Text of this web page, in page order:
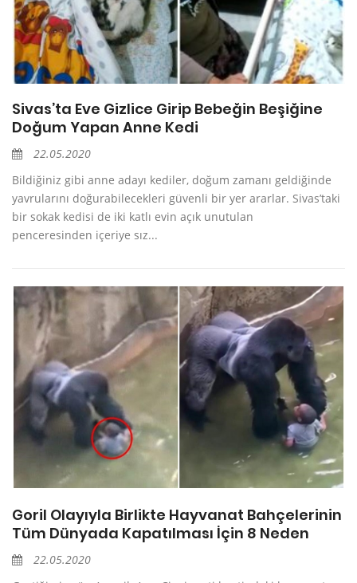
Sivas’ta Eve Gizlice Girip Bebeğin Beşiğine
Doğum Yapan Anne Kedi
22.05.2020
Bildiğiniz gibi anne adayı kediler, doğum zamanı geldiğinde
yavrularını doğurabilecekleri güvenli bir yer ararlar. Sivas’taki
bir sokak kedisi de iki katlı evin açık unutulan
penceresinden içeriye sız...
Goril Olayıyla Birlikte Hayvanat Bahçelerinin
Tüm Dünyada Kapatılması İçin 8 Neden
22.05.2020